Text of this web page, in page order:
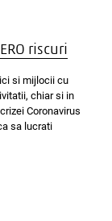
riscuri
si mijlocii cu
chiar si in
Coronavirus
sa lucrati